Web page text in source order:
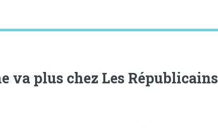
va plus chez Les Républicains